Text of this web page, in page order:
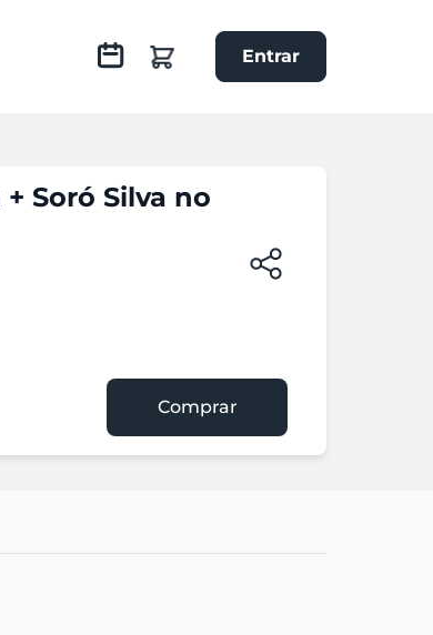
Entrar
Soró Silva no
Comprar